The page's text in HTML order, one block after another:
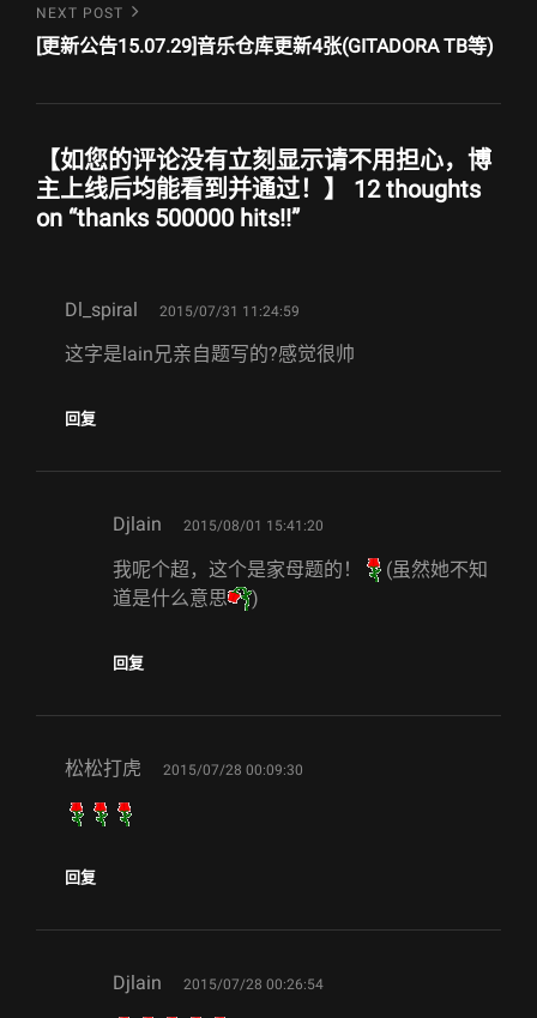
Next
Post
NEXT POST
[更新公告15.07.29]音乐仓库更新4张(GITADORA TB等)
【如您的评论没有立刻显示请不用担心，博
主上线后均能看到并通过！】 12 thoughts
on “thanks 500000 hits!!”
Dl_spiral says:
2015/07/31 11:24:59
这字是lain兄亲自题写的?感觉很帅
回复
Djlain says:
2015/08/01 15:41:20
我呢个超，这个是家母题的！
(虽然她不知
道是什么意思
)
回复
松松打虎 says:
2015/07/28 00:09:30
回复
Djlain says:
2015/07/28 00:26:54